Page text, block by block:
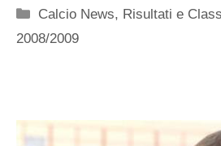
Categorie
Calcio News, Risultati e
2008/2009